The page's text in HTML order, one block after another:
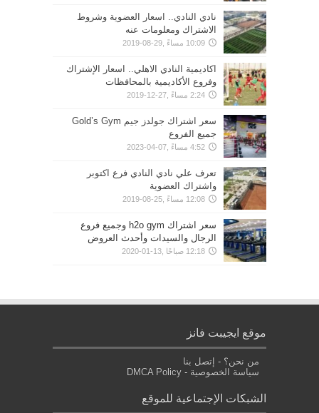
نادي النادي.. اسعار العضوية وشروط
الاشتراك ومعلومات عنه
10:09 مساءً ,29-08-2019
اكاديمية النادي الاهلي.. اسعار الإشتراك
وفروع الأكاديمية بالمحافظات
2:24 مساءً ,27-12-2019
سعر اشتراك جولدز جيم Gold’s Gym
جميع الفروع
4:52 مساءً ,07-04-2023
تعرف علي نادي النادي فرع اكتوبر
واشتراك العضوية
12:08 مساءً ,25-08-2019
سعر اشتراك h2o gym وجميع فروع
الرجال والسيدات وأحدث العروض
12:18 صباحًا ,13-01-2020
موقع ايجيبت فانز
من نحن؟ - إتصل بنا
سياسة الخصوصية -
DMCA Policy
الشبكات الإجتماعية للموقع